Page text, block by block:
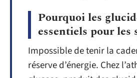
Pourquoi les
essentiels pour les
Impossible de tenir la
réserve d’énergie. Chez